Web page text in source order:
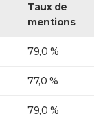
Taux de
mentions
79,0 %
77,0 %
79,0 %